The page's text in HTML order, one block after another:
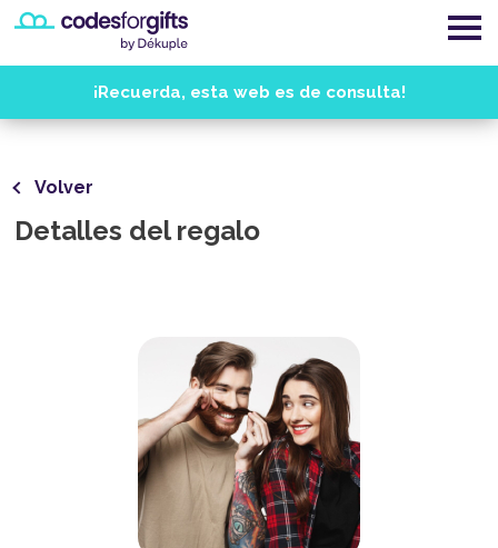
¡Recuerda, esta web es de consulta!
Volver
Detalles del regalo